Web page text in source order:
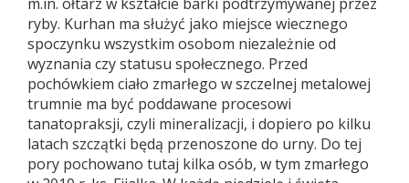
ryby. Kurhan ma służyć jako miejsce wiecznego
spoczynku wszystkim osobom niezależnie od
wyznania czy statusu społecznego. Przed
pochówkiem ciało zmarłego w szczelnej metalowej
trumnie ma być poddawane procesowi
tanatopraksji, czyli mineralizacji, i dopiero po kilku
latach szczątki będą przenoszone do urny. Do tej
pory pochowano tutaj kilka osób, w tym zmarłego